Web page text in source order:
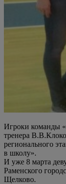
Игроки команды
тренера
регионального
в школу».
И уже 8 марта
Раменского
Щелково.